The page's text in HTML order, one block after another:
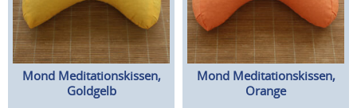
Mond Meditationskissen,
Goldgelb
Mond Meditationskissen,
Orange